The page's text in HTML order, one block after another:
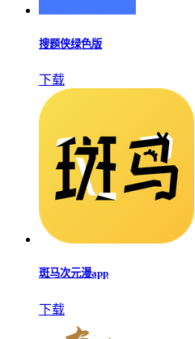
搜题侠绿色版
下载
斑马次元漫app
下载